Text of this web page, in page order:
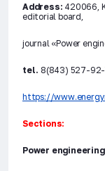
Address: 420066,
editorial board,
journal «Power
tel. 8(843) 527-
https://
Sections:
Power engineering